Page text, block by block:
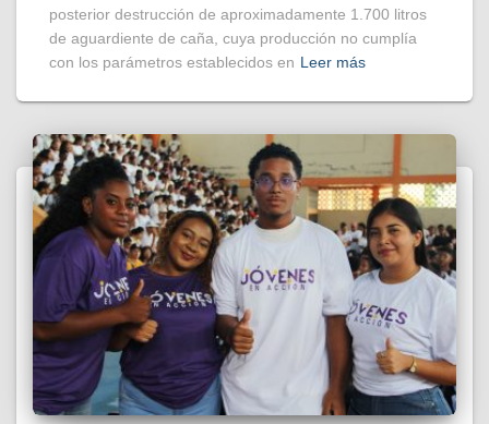
posterior destrucción de aproximadamente 1.700 litros
de aguardiente de caña, cuya producción no cumplía
con los parámetros establecidos en Leer más